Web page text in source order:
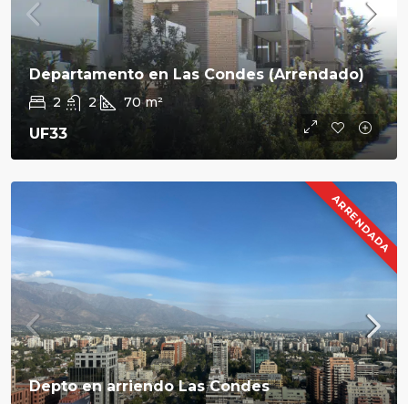
Departamento en Las Condes (Arrendado)
2 2 70 m²
UF33
ARRENDADA
Depto en arriendo Las Condes